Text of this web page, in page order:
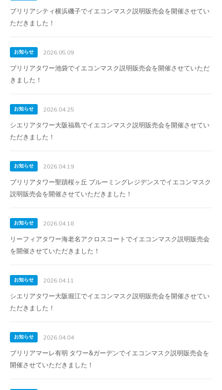
ブリリアシティ横浜磯子でイエコンマスク説明販売会を開催させてい
ただきました！
お知らせ 2026.05.09
ブリリアタワー池袋でイエコンマスク説明販売会を開催させていただ
きました！
お知らせ 2026.04.25
シエリアタワー大阪福島でイエコンマスク説明販売会を開催させてい
ただきました！
お知らせ 2026.04.19
ブリリアタワー聖蹟桜ヶ丘 ブルーミングレジデンスでイエコンマスク
説明販売会を開催させていただきました！
お知らせ 2026.04.18
リーフィアタワー海老名アクロスコートでイエコンマスク説明販売会
を開催させていただきました！
お知らせ 2026.04.11
シエリアタワー大阪堀江でイエコンマスク説明販売会を開催させてい
ただきました！
お知らせ 2026.04.04
ブリリアマーレ有明 タワー&ガーデンでイエコンマスク説明販売会を
開催させていただきました！